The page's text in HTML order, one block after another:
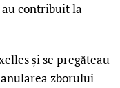
contribuit la
și se pregăteau
zborului